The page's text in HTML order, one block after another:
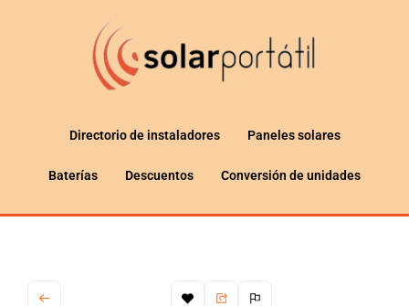
Directorio de instaladores Paneles solares
Baterías Descuentos Conversión de unidades